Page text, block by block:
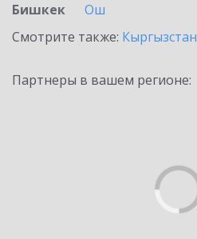
Бишкек
Ош
Смотрите также: Кыргызстан
Партнеры в вашем регионе: